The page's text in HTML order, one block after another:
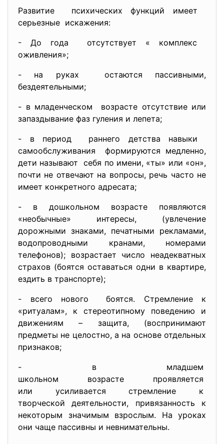
Развитие психических функций имеет
серьезные искажения:
- До года отсутствует « комплекс
оживления»;
- на руках остаются пассивными,
бездеятельными;
- в младенческом возрасте отсутствие или
запаздывание фаз гуления и лепета;
- в период раннего детства навыки
самообслуживания формируются медленно,
дети называют себя по имени, «ты» или «он»,
почти не отвечают на вопросы, речь часто не
имеет конкретного адресата;
- в дошкольном возрасте появляются
«необычные» интересы, (увлечение
дорожными знаками, печатными рекламами,
водопроводными кранами, номерами
телефонов); возрастает число неадекватных
страхов (боятся оставаться одни в квартире,
ездить в транспорте);
- всего нового боятся. Стремление к
«ритуалам», к стереотипному поведению и
движениям – защита, (воспринимают
предметы не целостно, а на основе отдельных
признаков;
- в младшем
школьном возрасте проявляется
или усиливается стремление к
творческой деятельности, привязанность к
некоторым значимым взрослым. На уроках
они чаще пассивны и невнимательны.